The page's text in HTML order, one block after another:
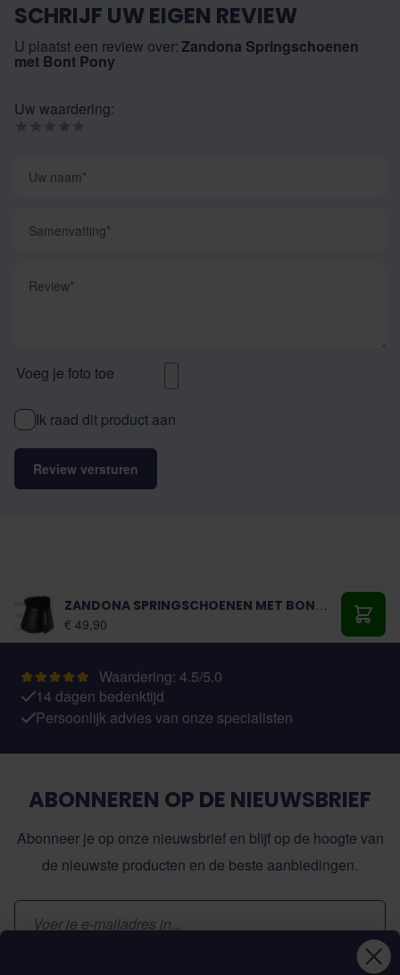
SCHRIJF UW EIGEN REVIEW
U plaatst een review over:Zandona Springschoenen
met Bont Pony
Uw waardering:
Voeg je foto toe
Ik raad dit product aan
Review versturen
ZANDONA SPRINGSCHOENEN MET BONT PONY
Vanaf:
€ 49,90
Waardering: 4.5/5.0
14 dagen bedenktijd
Persoonlijk advies van onze specialisten
ABONNEREN OP DE NIEUWSBRIEF
Abonneer je op onze nieuwsbrief en blijf op de hoogte van
de nieuwste producten en de beste aanbiedingen.
E-mailadres